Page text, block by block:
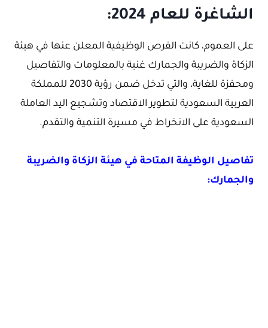
الشاغرة للعام 2024:
على العموم، كانت الفرص الوظيفية المعلن عنها في هيئة
الزكاة والضريبة والجمارك غنية بالمعلومات والتفاصيل
ومحفزة للغاية، والتي تدخل ضمن رؤية 2030 للمملكة
العربية السعودية لتطوير الاقتصاد وتشجيع اليد العاملة
السعودية على الانخراط في مسيرة التنمية والتقدم.
تفاصيل الوظيفة المتاحة في هيئة الزكاة والضريبة
والجمارك: